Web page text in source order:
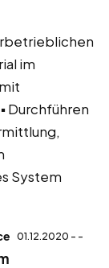
im
Durchführen
System
01.12.2020 - -